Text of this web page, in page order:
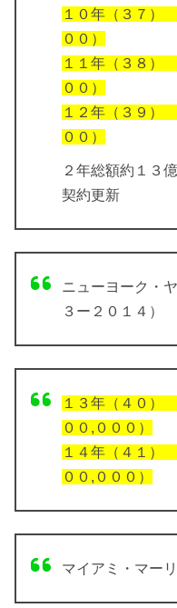
１０年（３７）
００）
１１年（３８）
００）
１２年（３９）
００）
２年総額約１３
契約更新
ニューヨーク・
３ー２０１４）
１３年（４０）
００,０００）
１４年（４１）
００,０００）
マイアミ・マー